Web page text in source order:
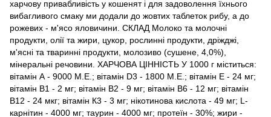
харчову привабливість у кошенят і для задоволення їхнього
вибагливого смаку ми додали до жовтих таблеток рибу, а до
рожевих - м'ясо яловичини. СКЛАД Молоко та молочні
продукти, олії та жири, цукор, рослинні продукти, дріжджі,
м'ясні та тваринні продукти, молозиво (сушене, 4,0%),
мінеральні речовини. ХАРЧОВА ЦІННІСТЬ У 1000 г міститься:
вітамін А - 9000 М.Е.; вітамін D3 - 1800 М.Е.; вітамін Е - 24 мг;
вітамін B1 - 2 мг; вітамін B2 - 9 мг; вітамін B6 - 12 мг; вітамін
B12 - 24 мкг; вітамін К3 - 3 мг; нікотинова кислота - 49 мг; L-
карнітин - 4000 мг; таурин - 4000 мг; протеїн - 30%; жири -